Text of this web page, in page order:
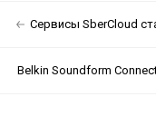
Сервисы SberCloud
Belkin Soundform